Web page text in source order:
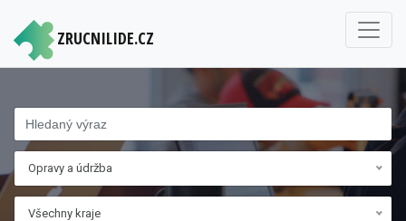
ZRUCNILIDE.CZ
Opravy a údržba
Všechny kraje